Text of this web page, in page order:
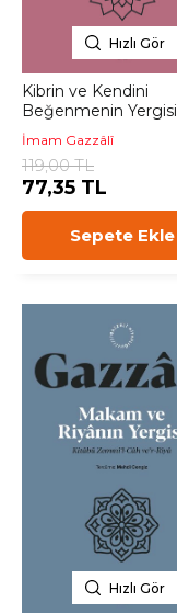
Hızlı Gör
Kibrin ve Kendini
Beğenmenin Yergisi
İmam Gazzâlî
119,00 TL
77,35 TL
Sepete Ekle
Hızlı Gör